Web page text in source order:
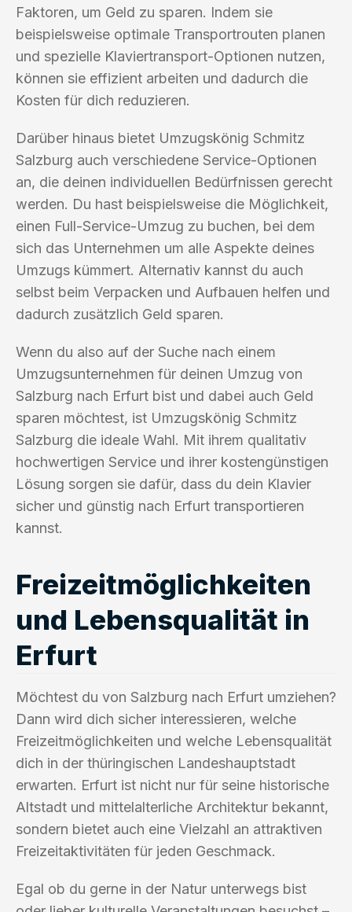
Faktoren, um Geld zu sparen. Indem sie
beispielsweise optimale Transportrouten planen
und spezielle Klaviertransport-Optionen nutzen,
können sie effizient arbeiten und dadurch die
Kosten für dich reduzieren.
Darüber hinaus bietet Umzugskönig Schmitz
Salzburg auch verschiedene Service-Optionen
an, die deinen individuellen Bedürfnissen gerecht
werden. Du hast beispielsweise die Möglichkeit,
einen Full-Service-Umzug zu buchen, bei dem
sich das Unternehmen um alle Aspekte deines
Umzugs kümmert. Alternativ kannst du auch
selbst beim Verpacken und Aufbauen helfen und
dadurch zusätzlich Geld sparen.
Wenn du also auf der Suche nach einem
Umzugsunternehmen für deinen Umzug von
Salzburg nach Erfurt bist und dabei auch Geld
sparen möchtest, ist Umzugskönig Schmitz
Salzburg die ideale Wahl. Mit ihrem qualitativ
hochwertigen Service und ihrer kostengünstigen
Lösung sorgen sie dafür, dass du dein Klavier
sicher und günstig nach Erfurt transportieren
kannst.
Freizeitmöglichkeiten
und Lebensqualität in
Erfurt
Möchtest du von Salzburg nach Erfurt umziehen?
Dann wird dich sicher interessieren, welche
Freizeitmöglichkeiten und welche Lebensqualität
dich in der thüringischen Landeshauptstadt
erwarten. Erfurt ist nicht nur für seine historische
Altstadt und mittelalterliche Architektur bekannt,
sondern bietet auch eine Vielzahl an attraktiven
Freizeitaktivitäten für jeden Geschmack.
Egal ob du gerne in der Natur unterwegs bist